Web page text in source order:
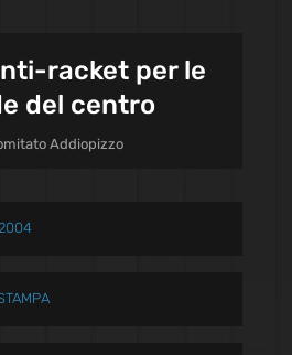
racket per le
del centro
Addiopizzo